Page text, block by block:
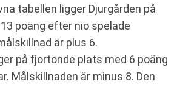
tabellen ligger Djurgården på
poäng efter nio spelade
är plus 6.
på fjortonde plats med 6 poäng
Målskillnaden är minus 8. Den